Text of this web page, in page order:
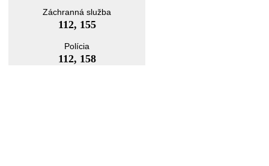
Záchranná služba
112, 155
Polícia
112, 158